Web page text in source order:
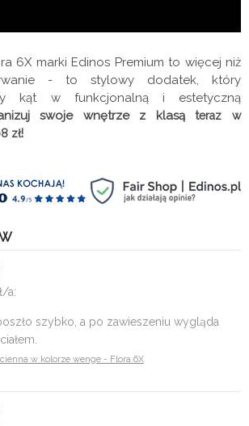
6X marki Edinos Premium to więcej niż
- to stylowy dodatek, który
kąt w funkcjonalną i estetyczną
swoje wnętrze z klasą teraz w
zł!
a:
szybko, a po zawieszeniu wygląda
w kolorze wenge - Flora 6X